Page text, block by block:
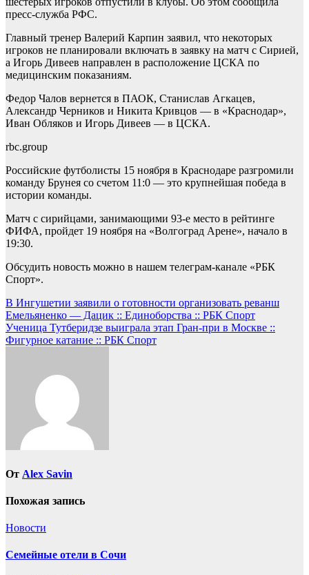
пресс-служба РФС.
Главный тренер Валерий Карпин заявил, что некоторых
игроков не планировали включать в заявку на матч с Сирией,
а Игорь Дивеев направлен в расположение ЦСКА по
медицинским показаниям.
Федор Чалов вернется в ПАОК, Станислав Агкацев,
Александр Черников и Никита Кривцов — в «Краснодар»,
Иван Обляков и Игорь Дивеев — в ЦСКА.
rbc.group
Российские футболисты 15 ноября в Краснодаре разгромили
команду Брунея со счетом 11:0 — это крупнейшая победа в
истории команды.
Матч с сирийцами, занимающими 93-е место в рейтинге
ФИФА, пройдет 19 ноября на «Волгоград Арене», начало в
19:30.
Обсудить новость можно в нашем телеграм-канале «РБК
Спорт».
Навигация
по
записям
В Ингушетии заявили о готовности организовать реванш
Емельяненко — Дацик :: Единоборства :: РБК Спорт
Ученица Тутберидзе выиграла этап Гран-при в Москве ::
Фигурное катание :: РБК Спорт
От Alex Savin
Похожая запись
Новости
Семейные отели в Сочи